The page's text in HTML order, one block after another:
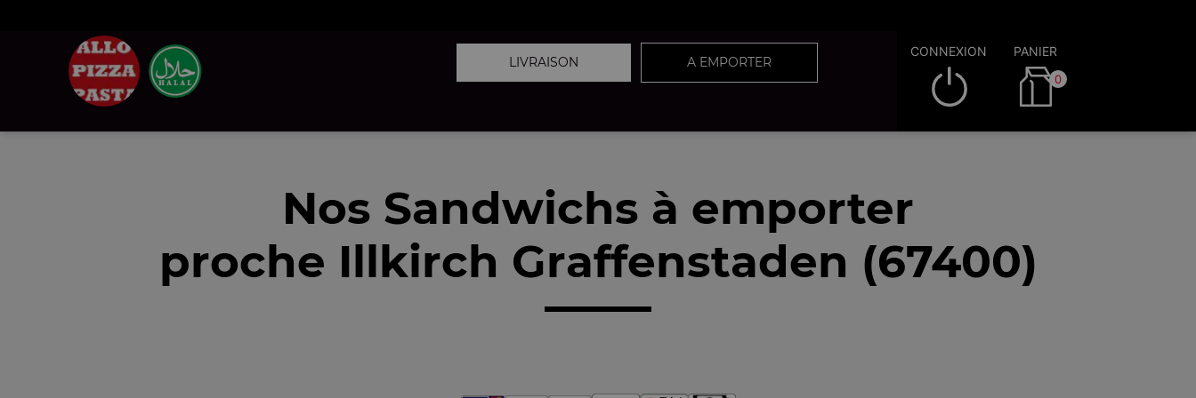
LIVRAISON A EMPORTER
CONNEXION PANIER
0
Nos Sandwichs à emporter
proche Illkirch Graffenstaden (67400)